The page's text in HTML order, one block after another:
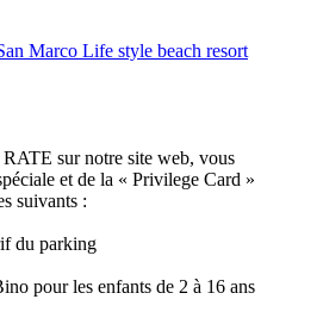
Marco Life style beach resort
sur notre site web, vous
et de la « Privilege Card »
suivants :
du parking
pour les enfants de 2 à 16 ans